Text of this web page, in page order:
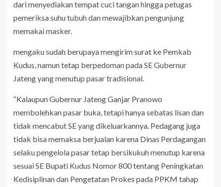
dari menyediakan tempat cuci tangan hingga petugas
pemeriksa suhu tubuh dan mewajibkan pengunjung
memakai masker.
mengaku sudah berupaya mengirim surat ke Pemkab
Kudus, namun tetap berpedoman pada SE Gubernur
Jateng yang menutup pasar tradisional.
“Kalaupun Gubernur Jateng Ganjar Pranowo
membolehkan pasar buka, tetapi hanya sebatas lisan dan
tidak mencabut SE yang dikeluarkannya. Pedagang juga
tidak bisa memaksa berjualan karena Dinas Perdagangan
selaku pengelola pasar tetap bersikukuh menutup karena
sesuai SE Bupati Kudus Nomor 800 tentang Peningkatan
Kedisiplinan dan Pengetatan Prokes pada PPKM tahap